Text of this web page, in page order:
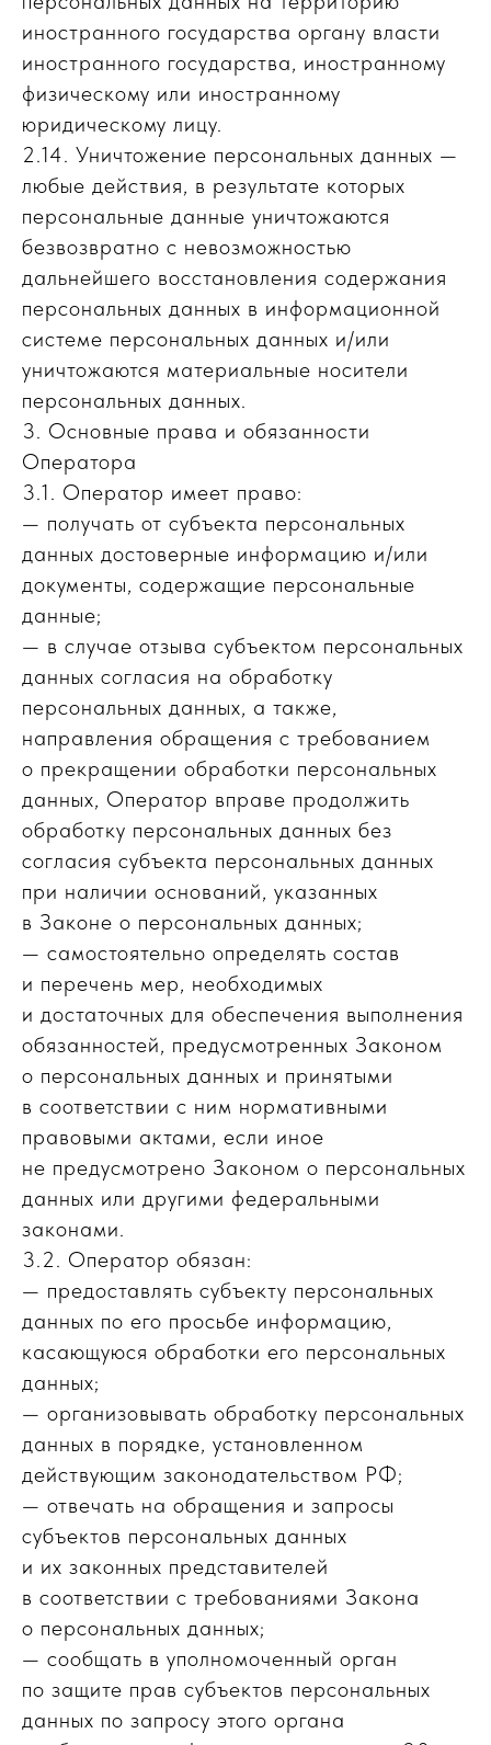
иностранного государства органу власти
иностранного государства, иностранному
физическому или иностранному
юридическому лицу.
2.14. Уничтожение персональных данных —
любые действия, в результате которых
персональные данные уничтожаются
безвозвратно с невозможностью
дальнейшего восстановления содержания
персональных данных в информационной
системе персональных данных и/или
уничтожаются материальные носители
персональных данных.
3. Основные права и обязанности
Оператора
3.1. Оператор имеет право:
— получать от субъекта персональных
данных достоверные информацию и/или
документы, содержащие персональные
данные;
— в случае отзыва субъектом персональных
данных согласия на обработку
персональных данных, а также,
направления обращения с требованием
о прекращении обработки персональных
данных, Оператор вправе продолжить
обработку персональных данных без
согласия субъекта персональных данных
при наличии оснований, указанных
в Законе о персональных данных;
— самостоятельно определять состав
и перечень мер, необходимых
и достаточных для обеспечения выполнения
обязанностей, предусмотренных Законом
о персональных данных и принятыми
в соответствии с ним нормативными
правовыми актами, если иное
не предусмотрено Законом о персональных
данных или другими федеральными
законами.
3.2. Оператор обязан:
— предоставлять субъекту персональных
данных по его просьбе информацию,
касающуюся обработки его персональных
данных;
— организовывать обработку персональных
данных в порядке, установленном
действующим законодательством РФ;
— отвечать на обращения и запросы
субъектов персональных данных
и их законных представителей
в соответствии с требованиями Закона
о персональных данных;
— сообщать в уполномоченный орган
по защите прав субъектов персональных
данных по запросу этого органа